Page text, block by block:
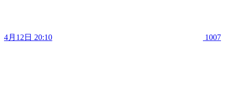
4月12日 20:10 1007